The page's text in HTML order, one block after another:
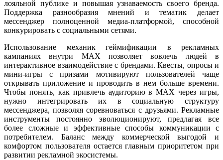
лояльной публике и повышая узнаваемость своего бренда.
Поддержка разнообразия мнений и тематик делает
мессенджер полноценной медиа-платформой, способной
конкурировать с социальными сетями.
Использование механик геймификации в рекламных
кампаниях внутри MAX позволяет вовлечь людей в
интерактивное взаимодействие с брендами. Квесты, опросы и
мини-игры с призами мотивируют пользователей чаще
открывать приложение и проводить в нем больше времени.
Чтобы понять, как привлечь аудиторию в MAX через игры,
нужно интегрировать их в социальную структуру
мессенджера, позволяя соревноваться с друзьями. Рекламные
инструменты постоянно эволюционируют, предлагая все
более сложные и эффективные способы коммуникации с
потребителем. Баланс между коммерческой выгодой и
комфортом пользователя остается главным приоритетом при
развитии рекламной экосистемы.